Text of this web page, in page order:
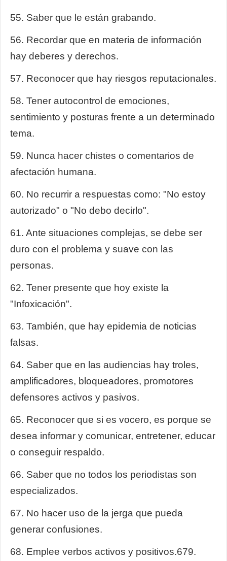
55. Saber que le están grabando.
56. Recordar que en materia de información
hay deberes y derechos.
57. Reconocer que hay riesgos reputacionales.
58. Tener autocontrol de emociones,
sentimiento y posturas frente a un determinado
tema.
59. Nunca hacer chistes o comentarios de
afectación humana.
60. No recurrir a respuestas como: "No estoy
autorizado" o "No debo decirlo".
61. Ante situaciones complejas, se debe ser
duro con el problema y suave con las
personas.
62. Tener presente que hoy existe la
"Infoxicación".
63. También, que hay epidemia de noticias
falsas.
64. Saber que en las audiencias hay troles,
amplificadores, bloqueadores, promotores
defensores activos y pasivos.
65. Reconocer que si es vocero, es porque se
desea informar y comunicar, entretener, educar
o conseguir respaldo.
66. Saber que no todos los periodistas son
especializados.
67. No hacer uso de la jerga que pueda
generar confusiones.
68. Emplee verbos activos y positivos.679.